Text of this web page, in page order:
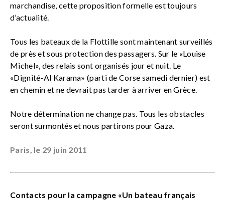
marchandise, cette proposition formelle est toujours
d’actualité.
Tous les bateaux de la Flottille sont maintenant surveillés
de près et sous protection des passagers. Sur le «Louise
Michel», des relais sont organisés jour et nuit. Le
«Dignité-Al Karama» (parti de Corse samedi dernier) est
en chemin et ne devrait pas tarder à arriver en Grèce.
Notre détermination ne change pas. Tous les obstacles
seront surmontés et nous partirons pour Gaza.
Paris, le 29 juin 2011
Contacts pour la campagne «Un bateau français